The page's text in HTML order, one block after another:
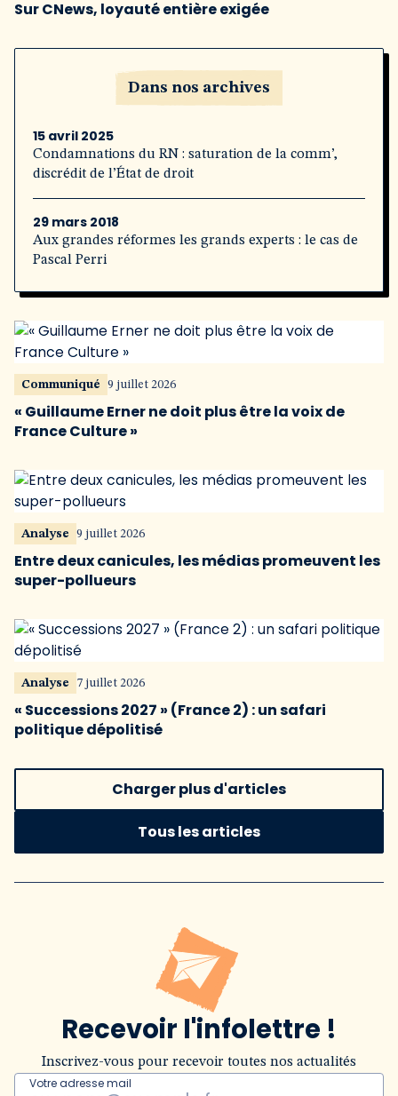
Sur CNews, loyauté entière exigée
Dans nos archives
15 avril 2025
Condamnations du RN : saturation de la comm’,
discrédit de l’État de droit
29 mars 2018
Aux grandes réformes les grands experts : le cas de
Pascal Perri
Communiqué 9 juillet 2026
« Guillaume Erner ne doit plus être la voix de
France Culture »
Analyse 9 juillet 2026
Entre deux canicules, les médias promeuvent les
super-pollueurs
Analyse 7 juillet 2026
« Successions 2027 » (France 2) : un safari
politique dépolitisé
Charger plus d'articles
Tous les articles
Recevoir l'infolettre !
Inscrivez-vous pour recevoir toutes nos actualités
Votre adresse mail